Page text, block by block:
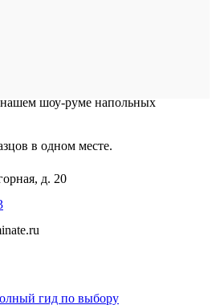
нашем шоу-руме напольных
в одном месте.
д. 20